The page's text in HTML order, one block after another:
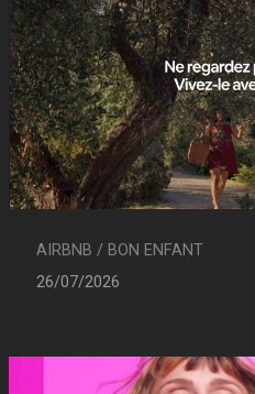
AIRBNB / BON ENFANT
26/07/2026